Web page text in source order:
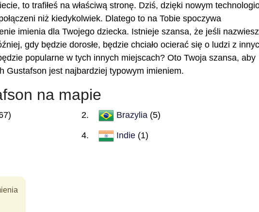
to trafiłeś na właściwą stronę. Dziś, dzięki nowym
niż kiedykolwiek. Dlatego to na Tobie spoczywa
imienia dla Twojego dziecka. Istnieje szansa, że jeśli nazwiesz
gdy będzie dorosłe, będzie chciało ocierać się o ludzi z
popularne w tych innych miejscach? Oto Twoja szansa, aby
Gustafson jest najbardziej typowym imieniem.
na mapie
Brazylia(5)
Indie(1)